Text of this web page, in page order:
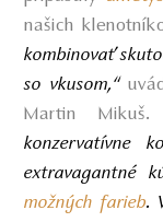
našich
kombinovať
so vkusom,“
Martin Mikuš.
konzervatívne
extravagantné
možných farieb.